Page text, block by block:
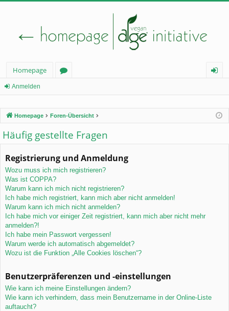
Homepage
el
Anmelden
Homepage Foren-Übersicht
Häufig gestellte Fragen
Registrierung und Anmeldung
Wozu muss ich mich registrieren?
Was ist COPPA?
Warum kann ich mich nicht registrieren?
Ich habe mich registriert, kann mich aber nicht anmelden!
Warum kann ich mich nicht anmelden?
Ich habe mich vor einiger Zeit registriert, kann mich aber nicht mehr
anmelden?!
Ich habe mein Passwort vergessen!
Warum werde ich automatisch abgemeldet?
Wozu ist die Funktion „Alle Cookies löschen“?
Benutzerpräferenzen und -einstellungen
Wie kann ich meine Einstellungen ändern?
Wie kann ich verhindern, dass mein Benutzername in der Online-Liste
auftaucht?